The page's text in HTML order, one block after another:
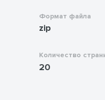
Формат файла
zip
Количество
20